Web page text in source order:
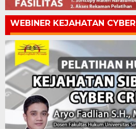
WEBINER KEJAHATAN